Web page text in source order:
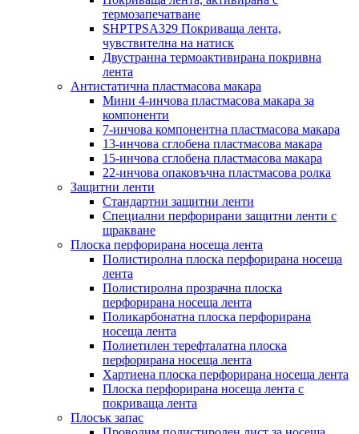
термозапечатване
SHPTPSA329 Покриваща лента,
чувствителна на натиск
Двустранна термоактивирана покривна
лента
Антистатична пластмасова макара
Мини 4-инчова пластмасова макара за
компоненти
7-инчова компонентна пластмасова макара
13-инчова сглобена пластмасова макара
15-инчова сглобена пластмасова макара
22-инчова опаковъчна пластмасова ролка
Защитни ленти
Стандартни защитни ленти
Специални перфорирани защитни ленти с
щракване
Плоска перфорирана носеща лента
Полистиролна плоска перфорирана носеща
лента
Полистиролна прозрачна плоска
перфорирана носеща лента
Поликарбонатна плоска перфорирана
носеща лента
Полиетилен терефталатна плоска
перфорирана носеща лента
Хартиена плоска перфорирана носеща лента
Плоска перфорирана носеща лента с
покриваща лента
Плосък запас